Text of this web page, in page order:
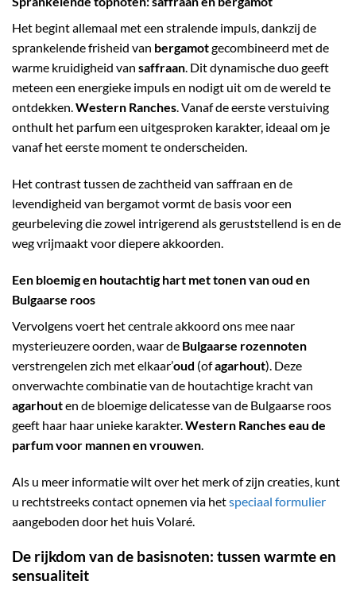
Het begint allemaal met een stralende impuls, dankzij de
sprankelende frisheid van bergamotgecombineerd met de
warme kruidigheid van saffraan. Dit dynamische duo geeft
meteen een energieke impuls en nodigt uit om de wereld te
ontdekken.Western Ranches. Vanaf de eerste verstuiving
onthult het parfum een uitgesproken karakter, ideaal om je
vanaf het eerste moment te onderscheiden.
Het contrast tussen de zachtheid van saffraan en de
levendigheid van bergamot vormt de basis voor een
geurbeleving die zowel intrigerend als geruststellend is en de
weg vrijmaakt voor diepere akkoorden.
Een bloemig en houtachtig hart met tonen van oud en
Bulgaarse roos
Vervolgens voert het centrale akkoord ons mee naar
mysterieuzere oorden, waar de Bulgaarse rozennoten
verstrengelen zich met elkaar’oud (ofagarhout). Deze
onverwachte combinatie van de houtachtige kracht van
agarhouten de bloemige delicatesse van de Bulgaarse roos
geeft haar haar unieke karakter.Western Ranches eau de
parfum voor mannen en vrouwen.
Als u meer informatie wilt over het merk of zijn creaties, kunt
u rechtstreeks contact opnemen via hetspeciaal formulier
aangeboden door het huis Volaré.
De rijkdom van de basisnoten: tussen warmte en
sensualiteit